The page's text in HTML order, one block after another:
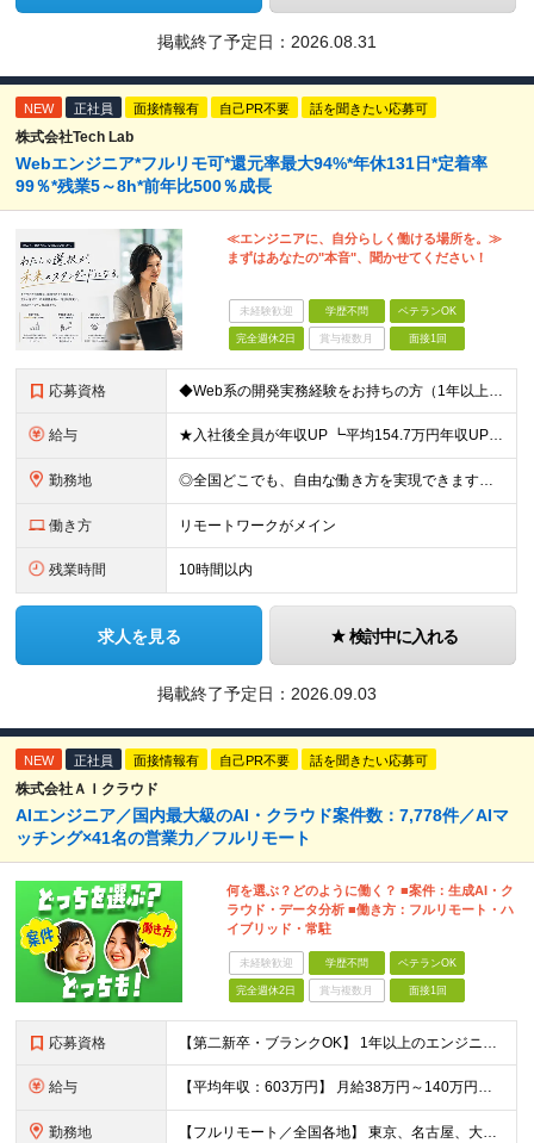
掲載終了予定日： 2026.08.31
NEW 正社員 面接情報有 自己PR不要 話を聞きたい応募可
株式会社Tech Lab
Webエンジニア*フルリモ可*還元率最大94%*年休131日*定着率
99％*残業5～8h*前年比500％成長
≪エンジニアに、自分らしく働ける場所を。≫
まずはあなたの"本音"、聞かせてください！
未経験歓迎 学歴不問 ベテランOK
完全週休2日 賞与複数月 面接1回
応募資格 ◆Web系の開発実務経験をお持ちの方（1年以上） ◆学歴不問 ◆既卒・第二新卒OK ☆Tech Labの事業内容、ビジョンに共感できる⽅はぜひご応募ください！ ☆意欲重視の採用です！ 「経歴に自信が
給与 ★入社後全員が年収UP ┗平均154.7万円年収UP！ ┗最大380万円UPの実績もあり 月給35万円～100万円＋決算賞与＋各種手当 【 給与イメージ 】 ◆経験1年以上…月給35万円～＋決算賞
勤務地 ◎全国どこでも、自由な働き方を実現できます！ 全国のプロジェクト先やフルリモート環境での勤務も可能です。 ＼自由度の高い働き方、叶えます／ ・フルリモートで働きたい ・ハイブリットに働きたい ・家庭
働き方 リモートワークがメイン
残業時間 10時間以内
求人を見る 検討中に入れる
掲載終了予定日： 2026.09.03
NEW 正社員 面接情報有 自己PR不要 話を聞きたい応募可
株式会社ＡＩクラウド
AIエンジニア／国内最大級のAI・クラウド案件数：7,778件／AIマ
ッチング×41名の営業力／フルリモート
何を選ぶ？どのように働く？ ■案件：生成AI・ク
ラウド・データ分析 ■働き方：フルリモート・ハ
イブリッド・常駐
未経験歓迎 学歴不問 ベテランOK
完全週休2日 賞与複数月 面接1回
応募資格 【第二新卒・ブランクOK】 1年以上のエンジニア経験がある方(開発・インフラ・工程・言語一切不問） 文理・学歴不問 【三上さんの事例】 転職前 AWS案件を希望していましたが、資格や評価軸が不明確で
給与 【平均年収：603万円】 月給38万円～140万円＋諸手当（経験者） 【平均年収603万円】 ※案件の契約内容や昇給額などはすべて開示します。 ※経験や能力を考慮し決定します。 ※月給には固定残業
勤務地 【フルリモート／全国各地】 東京、名古屋、大阪、福岡を中心とした全国のプロジェクトにアサイン。 ※プロジェクトは完全選択制です。 ※フルリモート、ハイブリッド型、常駐案件から自由に選択可能です。 ※転